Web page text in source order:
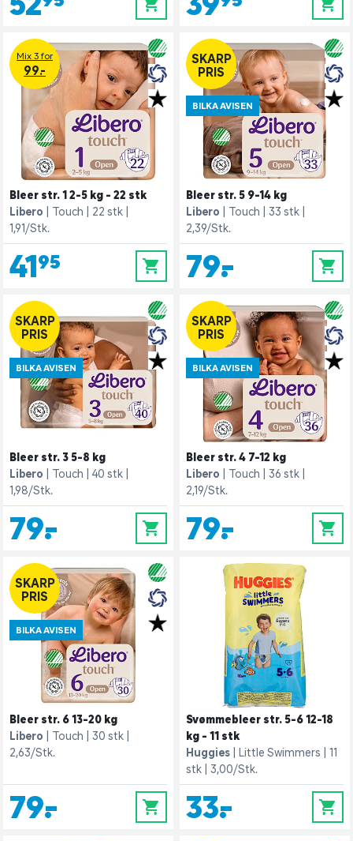
0 0
Mix 3 for
99.-
Bleer str. 1 2-5 kg - 22 stk
Libero
Touch
22 stk
1,91/Stk.
41,95 0
SKARP
PRIS
BILKA AVISEN
Bleer str. 5 9-14 kg
Libero
Touch
33 stk
2,39/Stk.
79,- 0
SKARP
PRIS
BILKA AVISEN
Bleer str. 3 5-8 kg
Libero
Touch
40 stk
1,98/Stk.
79,- 0
SKARP
PRIS
BILKA AVISEN
Bleer str. 4 7-12 kg
Libero
Touch
36 stk
2,19/Stk.
79,- 0
SKARP
PRIS
BILKA AVISEN
Bleer str. 6 13-20 kg
Libero
Touch
30 stk
2,63/Stk.
79,- 0
Svømmebleer str. 5-6 12-18
kg - 11 stk
Huggies
Little Swimmers
11
stk
3,00/Stk.
33,- 0